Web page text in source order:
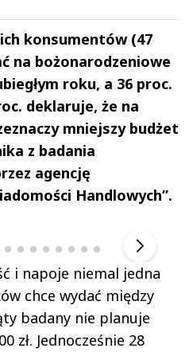
konsumentów (47
na bożonarodzeniowe
roku, a 36 proc.
deklaruje, że na
mniejszy budżet
z badania
agencję
Handlowych”.
i napoje niemal jedna
chce wydać między
badany nie planuje
zł. Jednocześnie 28